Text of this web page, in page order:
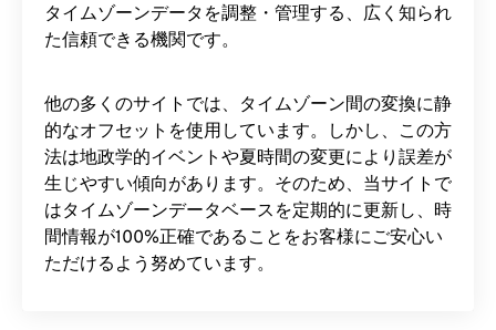
タイムゾーンデータを調整・管理する、広く知られ
た信頼できる機関です。
他の多くのサイトでは、タイムゾーン間の変換に静
的なオフセットを使用しています。しかし、この方
法は地政学的イベントや夏時間の変更により誤差が
生じやすい傾向があります。そのため、当サイトで
はタイムゾーンデータベースを定期的に更新し、時
間情報が100%正確であることをお客様にご安心い
ただけるよう努めています。